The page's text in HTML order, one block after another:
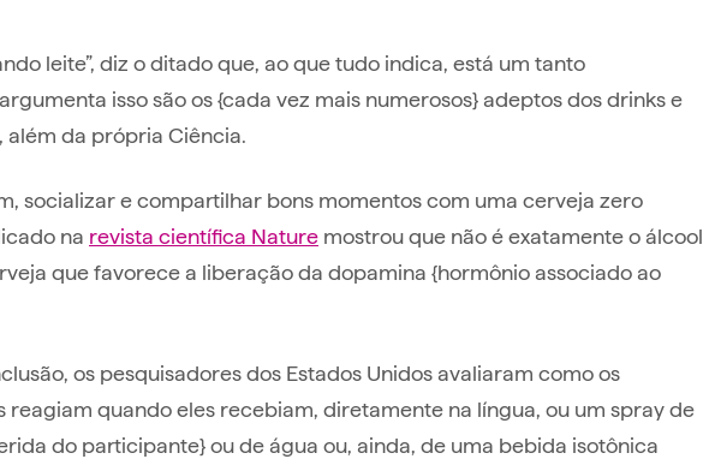
leite”, diz o ditado que, ao que tudo indica, está um tanto
isso são os {cada vez mais numerosos} adeptos dos drinks e
além da própria Ciência.
socializar e compartilhar bons momentos com uma cerveja zero
na revista científica Nature mostrou que não é exatamente o álcool
que favorece a liberação da dopamina {hormônio associado ao
os pesquisadores dos Estados Unidos avaliaram como os
reagiam quando eles recebiam, diretamente na língua, ou um spray de
do participante} ou de água ou, ainda, de uma bebida isotônica